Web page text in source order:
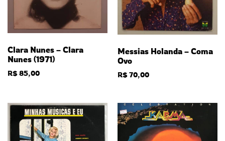
Clara Nunes – Clara
Nunes (1971)
R$85,00
Messias Holanda – Coma
Ovo
R$70,00